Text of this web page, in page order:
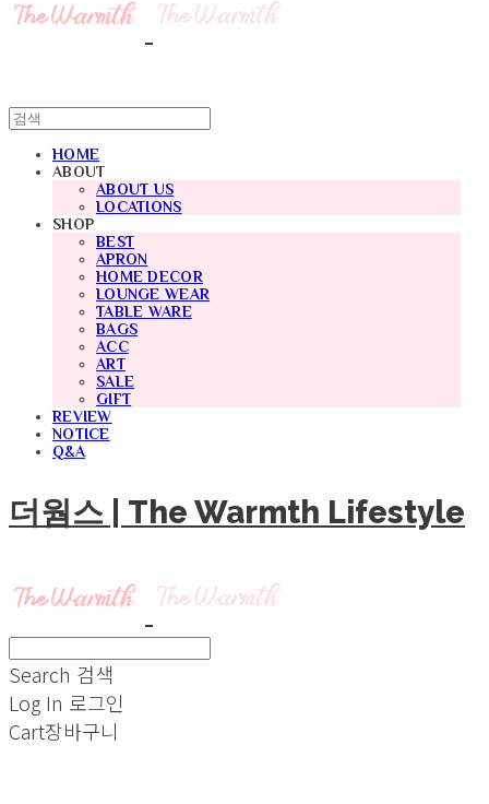
HOME
ABOUT
ABOUT US
LOCATIONS
SHOP
BEST
APRON
HOME DECOR
LOUNGE WEAR
TABLE WARE
BAGS
ACC
ART
SALE
GIFT
REVIEW
NOTICE
Q&A
더웜스 | The Warmth Lifestyle
Search 검색
Log In 로그인
Cart장바구니